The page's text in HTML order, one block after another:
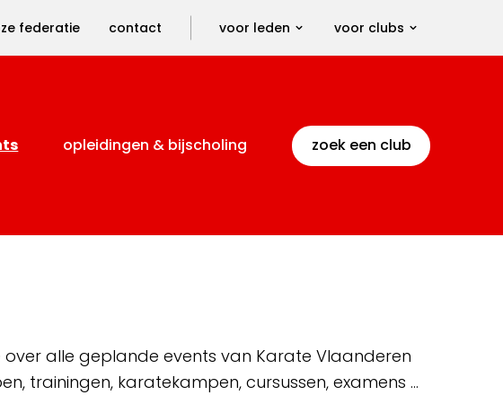
federatie contact voor leden voor clubs
opleidingen & bijscholing zoek een club
over alle geplande events van Karate Vlaanderen
trainingen, karatekampen, cursussen, examens …